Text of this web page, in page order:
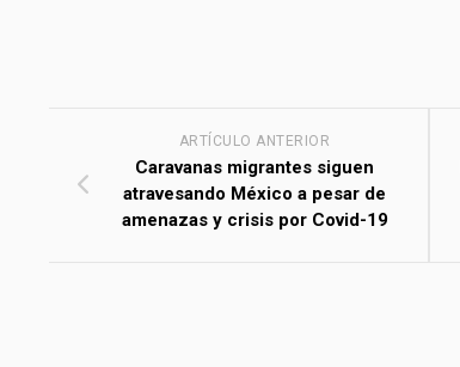
ARTÍCULO ANTERIOR
Caravanas migrantes siguen
atravesando México a pesar de
amenazas y crisis por Covid-19